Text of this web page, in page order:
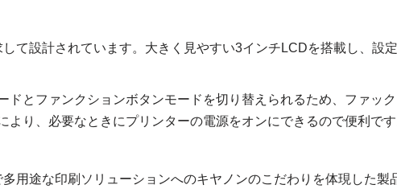
て設計されています。大きく見やすい3インチLCDを搭載し、設
ドとファンクションボタンモードを切り替えられるため、ファック
り、必要なときにプリンターの電源をオンにできるので便利です
用途な印刷ソリューションへのキヤノンのこだわりを体現した製